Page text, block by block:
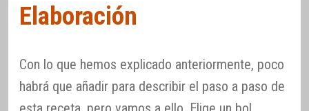
Elaboración
Con lo que hemos explicado anteriormente, poco
habrá que añadir para describir el paso a paso de